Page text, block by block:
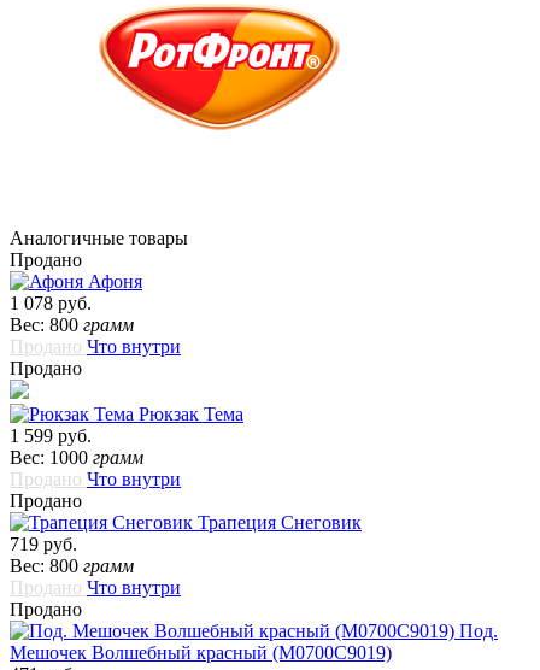
Аналогичные товары
Продано
Афоня
1 078 руб.
Вес: 800 грамм
Продано Что внутри
Продано
Рюкзак Тема
1 599 руб.
Вес: 1000 грамм
Продано Что внутри
Продано
Трапеция Снеговик
719 руб.
Вес: 800 грамм
Продано Что внутри
Продано
Под.
Мешочек Волшебный красный (М0700С9019)